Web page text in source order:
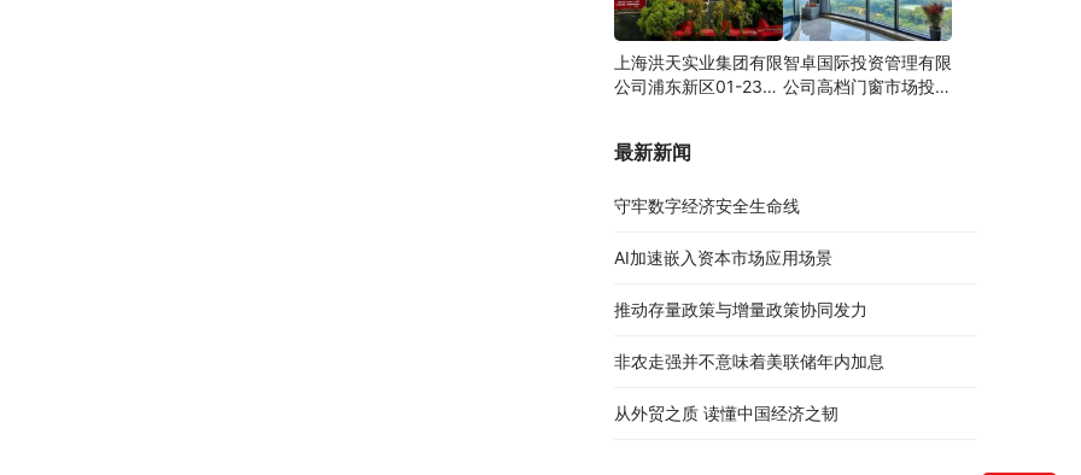
上海洪天实业集团有限
公司浦东新区01-23地
智卓国际投资管理有限
公司高档门窗市场投资
最新新闻
守牢数字经济安全生命线
AI加速嵌入资本市场应用场景
推动存量政策与增量政策协同发力
非农走强并不意味着美联储年内加息
从外贸之质 读懂中国经济之韧